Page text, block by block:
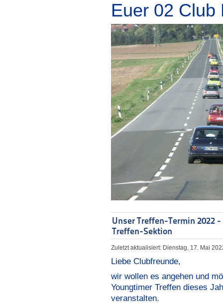
Euer 02 Club
Unser Treffen-Termin 2022
Treffen-Sektion
Zuletzt aktualisiert: Dienstag, 17. Mai
Liebe Clubfreunde,
wir wollen es angehen und
Youngtimer Treffen dieses
veranstalten.